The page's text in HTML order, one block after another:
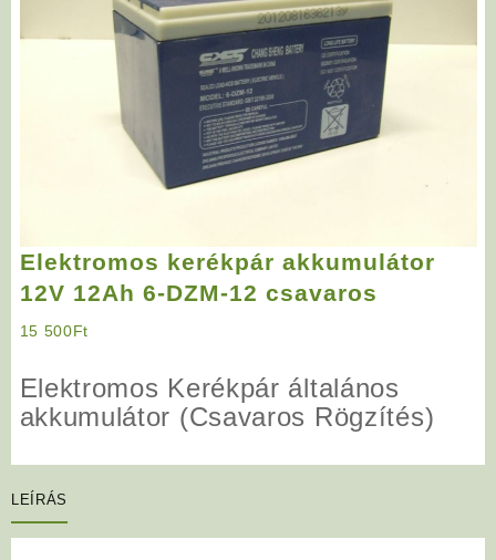
Elektromos kerékpár akkumulátor
12V 12Ah 6-DZM-12 csavaros
15 500Ft
Elektromos Kerékpár általános
akkumulátor (Csavaros Rögzítés)
LEÍRÁS